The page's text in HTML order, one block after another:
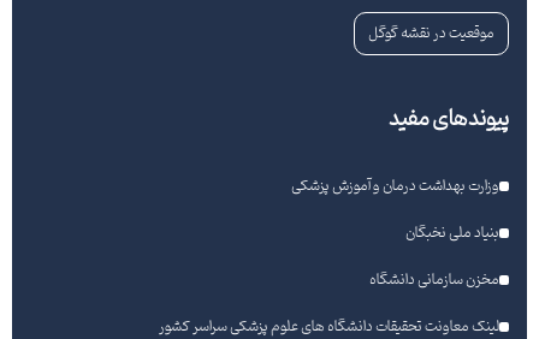
موقعیت در نقشه گوگل
پیوندهای مفید
وزارت بهداشت درمان و آموزش پزشکی
بنیاد ملی نخبگان
مخزن سازمانی دانشگاه
لینک معاونت تحقیقات دانشگاه های علوم پزشکی سراسر کشور